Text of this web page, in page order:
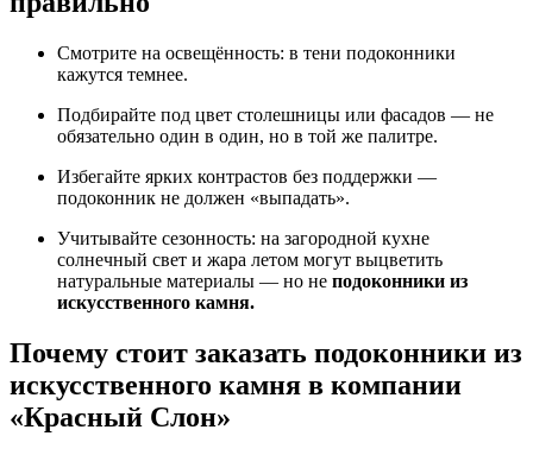
Смотрите на освещённость: в тени подоконники
кажутся темнее.
Подбирайте под цвет столешницы или фасадов — не
обязательно один в один, но в той же палитре.
Избегайте ярких контрастов без поддержки —
подоконник не должен «выпадать».
Учитывайте сезонность: на загородной кухне
солнечный свет и жара летом могут выцветить
натуральные материалы — но не подоконники из
искусственного камня.
Почему стоит заказать подоконники из
искусственного камня в компании
«Красный Слон»